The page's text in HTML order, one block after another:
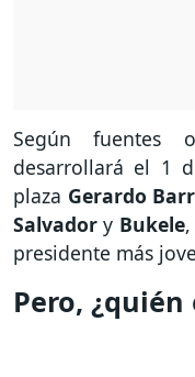
Según fuentes
desarrollará el 1
plaza Gerardo
Salvadory Bukele
presidente más
Pero,